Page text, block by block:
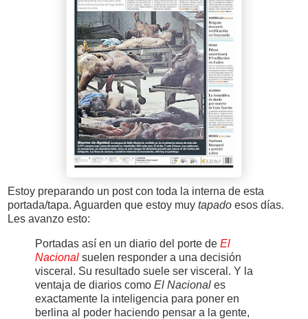
Estoy preparando un post con toda la interna de esta
portada/tapa. Aguarden que estoy muy tapado esos días.
Les avanzo esto:
Portadas así en un diario del porte de El
Nacional suelen responder a una decisión
visceral. Su resultado suele ser visceral. Y la
ventaja de diarios como El Nacional es
exactamente la inteligencia para poner en
berlina al poder haciendo pensar a la gente,